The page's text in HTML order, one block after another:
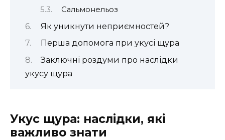
Сальмонельоз
Як уникнути неприємностей?
Перша допомога при укусі щура
Заключні роздуми про наслідки
укусу щура
Укус щура: наслідки, які
важливо знати